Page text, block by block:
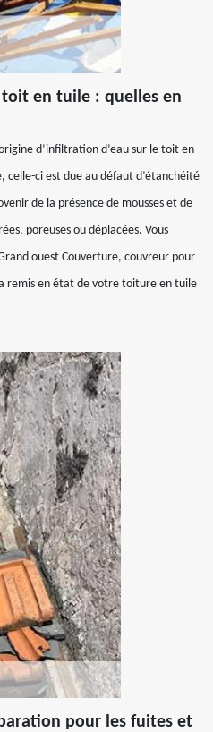
en tuile : quelles en
d’infiltration d’eau sur le toit en
celle-ci est due au défaut d’étanchéité
de la présence de mousses et de
poreuses ou déplacées. Vous
ouest Couverture, couvreur pour
remis en état de votre toiture en tuile
pour les fuites et